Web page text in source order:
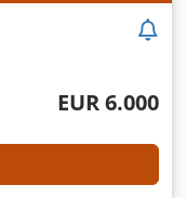
EUR 6.000